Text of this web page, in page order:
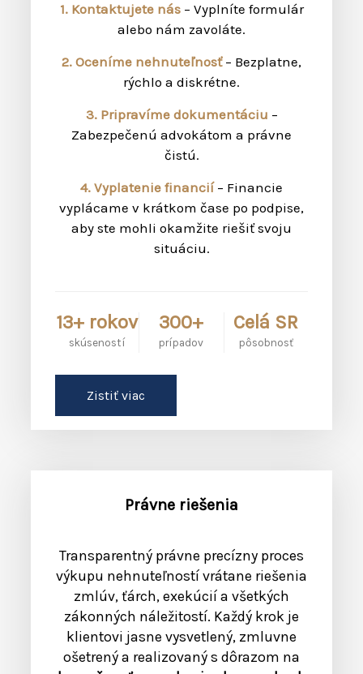
1. Kontaktujete nás– Vyplníte formulár
alebo nám zavoláte.
2. Oceníme nehnuteľnosť– Bezplatne,
rýchlo a diskrétne.
3. Pripravíme dokumentáciu –
Zabezpečenú advokátom a právne
čistú.
4. Vyplatenie financií– Financie
vyplácame v krátkom čase po podpise,
aby ste mohli okamžite riešiť svoju
situáciu.
13+ rokov
skúseností
300+
prípadov
Celá SR
pôsobnosť
Zistiť viac
Právne riešenia
Transparentný právne precízny proces
výkupu nehnuteľností vrátane riešenia
zmlúv, ťárch, exekúcií a všetkých
zákonných náležitostí. Každý krok je
klientovi jasne vysvetlený, zmluvne
ošetrený a realizovaný s dôrazom na